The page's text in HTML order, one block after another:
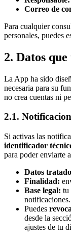
Correo de
Para cualquier
personales, puedes
2. Datos
La App ha sido
necesaria para su
no crea cuentas ni
2.1.
Si activas las
identificador
para poder enviarte
Datos
Finalidad:
Base legal: tu
notificaciones.
Puedes
desde la
ajustes de tu